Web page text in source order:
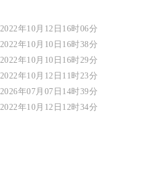
2022年10月12日16时06分
2022年10月10日16时38分
2022年10月10日16时29分
2022年10月12日11时23分
2026年07月07日14时39分
2022年10月12日12时34分